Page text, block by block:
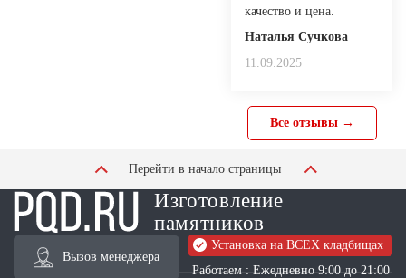
качество и цена.
Наталья Сучкова
11.09.2025
Все отзывы →
Перейти в начало страницы
Изготовление
памятников
Вызов менеджера
Установка на ВСЕХ кладбищах
Работаем : Ежедневно 9:00 до 21:00